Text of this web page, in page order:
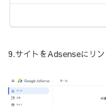
9.サイトをAdsenseにリ